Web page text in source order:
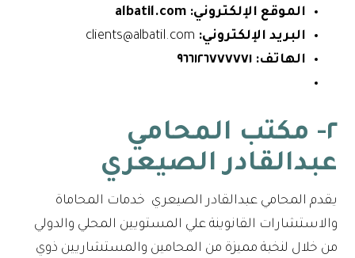
الموقع الإلكتروني: albatil.com
البريد الإلكتروني:
الهاتف: ٩٦٦١٢٦٧٧٧٧٧١
٢- مكتب المحامي
عبدالقادر الصيعري
يقدم المحامي عبدالقادر الصيعري خدمات المحاماة
والاستشارات القانوينة علي المستويين المحلي والدولي
من خلال لنخبة مميزة من المحامين والمستشاريين ذوي